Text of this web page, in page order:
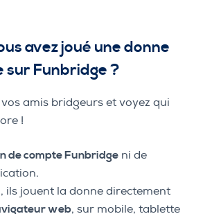
avez joué une donne
sur Funbridge ?
amis bridgeurs et voyez qui
!
de compte Funbridge ni de
ils jouent la donne directement
web, sur mobile, tablette